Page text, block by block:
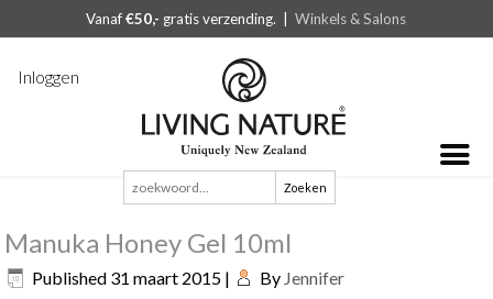
Vanaf€50,- gratis verzending. |Winkels & Salons
Inloggen
Zoeken
naar:
Manuka Honey Gel 10ml
Published 31 maart 2015 | By Jennifer